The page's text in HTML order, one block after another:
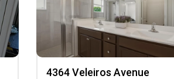
4364 Veleiros Avenue